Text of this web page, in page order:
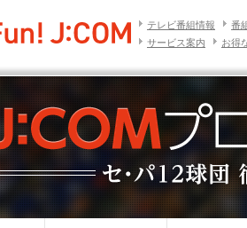
テレビ番組情報 番
サービス案内
お得